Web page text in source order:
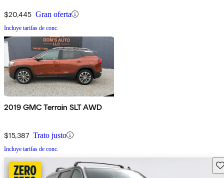
$20,445 Gran oferta
Incluye tarifas de conc.
2019 GMC Terrain SLT AWD
$15,387 Trato justo
Incluye tarifas de conc.